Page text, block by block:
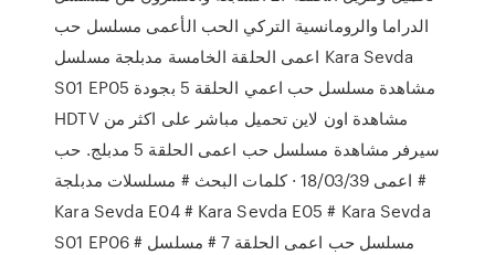
الدراما والرومانسية التركي الحب الأعمى مسلسل حب
اعمى الحلقة الخامسة مدبلجة مسلسل Kara Sevda
S01 EP05 مشاهدة مسلسل حب اعمي الحلقة 5 بجودة
HDTV مشاهدة اون لاين تحميل مباشر على اكثر من
سيرفر مشاهدة مسلسل حب اعمى الحلقة 5 مدبلج. حب
اعمى 18/03/39 · كلمات البحث # مسلسلات مدبلجة #
Kara Sevda E04 # Kara Sevda E05 # Kara Sevda
S01 EP06 # مسلسل حب اعمى الحلقة 7 # مسلسل